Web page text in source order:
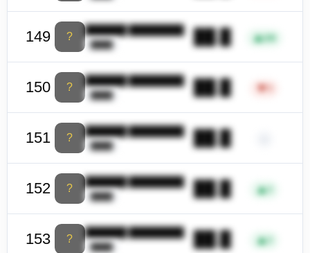
149 ?
██████ ████████
████ ██.█ ▲26
150 ?
██████ ████████
████ ██.█ ▼
151 ?
██████ ████████
████ ██.█
152 ?
██████ ████████
████ ██.█ ▲1
153 ?
██████ ████████
████ ██.█ ▲1